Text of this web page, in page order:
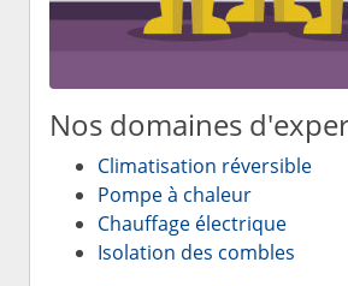
Nos domaines
Climatisation réversible
Pompe à chaleur
Chauffage électrique
Isolation des combles